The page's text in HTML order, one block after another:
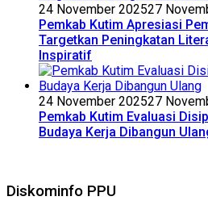
24 November 202527
Pemkab Kutim Apresiasi
Targetkan Peningkatan
Inspiratif
24 November 202527
Pemkab Kutim Evaluasi
Budaya Kerja Dibangun
Diskominfo PPU